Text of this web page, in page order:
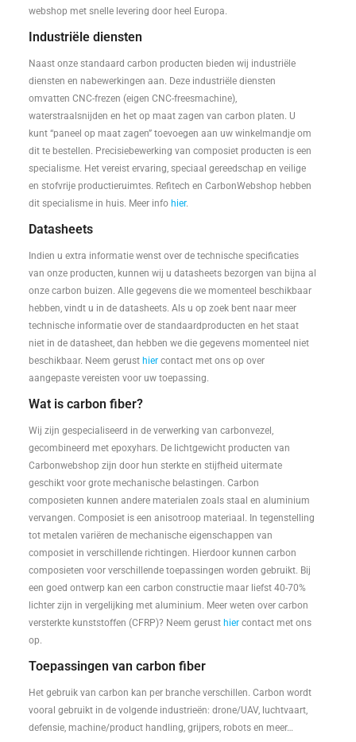
webshop met snelle levering door heel Europa.
Industriële diensten
Naast onze standaard carbon producten bieden wij industriële
diensten en nabewerkingen aan. Deze industriële diensten
omvatten CNC-frezen (eigen CNC-freesmachine),
waterstraalsnijden en het op maat zagen van carbon platen. U
kunt “paneel op maat zagen” toevoegen aan uw winkelmandje om
dit te bestellen. Precisiebewerking van composiet producten is een
specialisme. Het vereist ervaring, speciaal gereedschap en veilige
en stofvrije productieruimtes. Refitech en CarbonWebshop hebben
dit specialisme in huis. Meer info hier.
Datasheets
Indien u extra informatie wenst over de technische specificaties
van onze producten, kunnen wij u datasheets bezorgen van bijna al
onze carbon buizen. Alle gegevens die we momenteel beschikbaar
hebben, vindt u in de datasheets. Als u op zoek bent naar meer
technische informatie over de standaardproducten en het staat
niet in de datasheet, dan hebben we die gegevens momenteel niet
beschikbaar. Neem gerust hiercontact met ons op over
aangepaste vereisten voor uw toepassing.
Wat is carbon fiber?
Wij zijn gespecialiseerd in de verwerking van carbonvezel,
gecombineerd met epoxyhars. De lichtgewicht producten van
Carbonwebshop zijn door hun sterkte en stijfheid uitermate
geschikt voor grote mechanische belastingen. Carbon
composieten kunnen andere materialen zoals staal en aluminium
vervangen. Composiet is een anisotroop materiaal. In tegenstelling
tot metalen variëren de mechanische eigenschappen van
composiet in verschillende richtingen. Hierdoor kunnen carbon
composieten voor verschillende toepassingen worden gebruikt. Bij
een goed ontwerp kan een carbon constructie maar liefst 40-70%
lichter zijn in vergelijking met aluminium. Meer weten over carbon
versterkte kunststoffen (CFRP)? Neem gerust hiercontact met ons
op.
Toepassingen van carbon fiber
Het gebruik van carbon kan per branche verschillen. Carbon wordt
vooral gebruikt in de volgende industrieën: drone/UAV, luchtvaart,
defensie, machine/product handling, grijpers, robots en meer…